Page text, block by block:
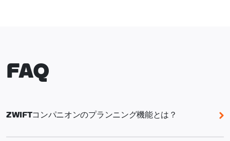
FAQ
ZWIFTコンパニオンのプランニング機能とは？
Zwiftコンパニオンのプランニング機能では、バイク